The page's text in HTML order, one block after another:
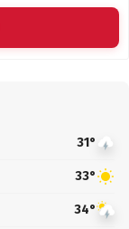
31°
33°
34°